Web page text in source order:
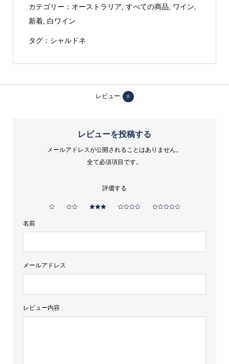
ッ
ク
シ
ル
カテゴリー： オーストラリア すべての商品 ワイン
新着, 白ワイン
タグ： シャルドネ
レビュー 0
レビューを投稿する
メールアドレスが公開されることはありません。
全て必須項目です。
評価する
レビュー内容
名前
メールアドレス